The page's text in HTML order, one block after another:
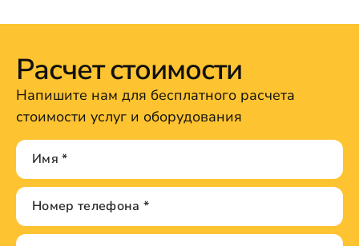
Расчет стоимости
Напишите нам для бесплатного расчета
стоимости услуг и оборудования